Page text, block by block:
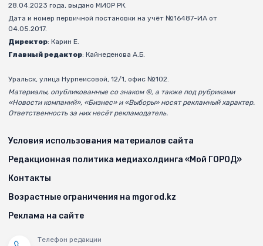
28.04.2023 года, выдано МИОР РК.
Дата и номер первичной постановки на учёт №16487-ИА от
04.05.2017.
Директор: Карин Е.
Главный редактор: Кайнеденова А.Б.
Уральск, улица Нурпеисовой, 12/1, офис №102.
Материалы, опубликованные со знаком ®, а также под рубриками
«Новости компаний», «Бизнес» и «Выборы» носят рекламный характер.
Ответственность за них несёт рекламодатель.
Условия использования материалов сайта
Редакционная политика медиахолдинга «Мой ГОРОД»
Контакты
Возрастные ограничения на mgorod.kz
Реклама на сайте
Телефон редакции